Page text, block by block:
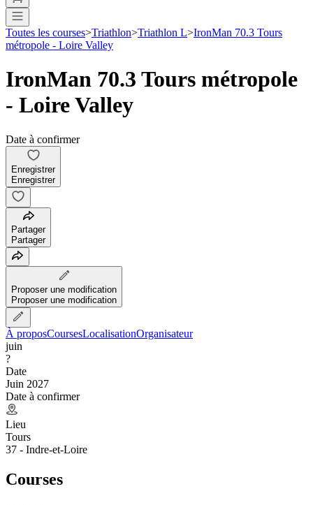
Toutes les courses>Triathlon>Triathlon L>IronMan 70.3 Tours
métropole - Loire Valley
IronMan 70.3 Tours métropole
- Loire Valley
Date à confirmer
Enregistrer
Enregistrer
Partager
Partager
Proposer une modification
Proposer une modification
À proposCoursesLocalisationOrganisateur
juin
?
Date
Juin 2027
Date à confirmer
Lieu
Tours
37 - Indre-et-Loire
Courses